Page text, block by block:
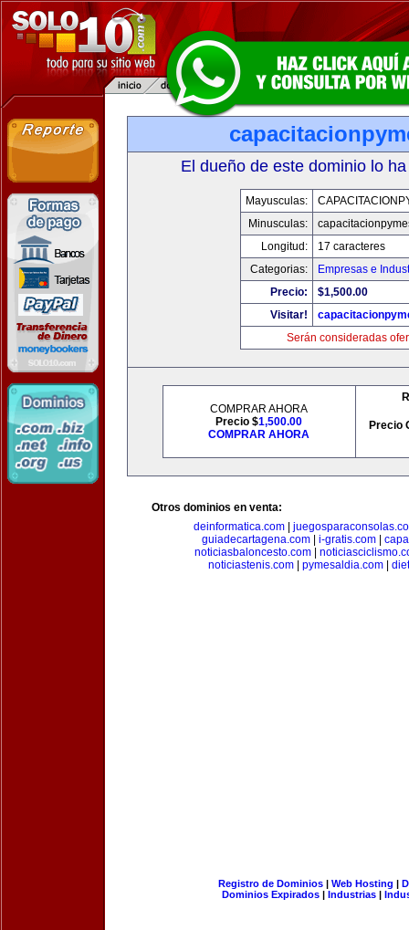
El dueño de este dominio lo
Mayusculas:
Minusculas:
Longitud:
17 caracteres
Categorias:
Empresas e
Precio:
$1,500.00
Visitar!
Serán consideradas
COMPRAR AHORA
Precio $1,500.00
COMPRAR AHORA
Precio
Otros dominios en venta:
deinformatica.com
guiadecartagena.com| i-gratis.com|
noticiasbaloncesto.com
noticiastenis.com
pymesaldia.com
Registro de Dominios| Web Hosting |
Dominios Expirados | Industrias |